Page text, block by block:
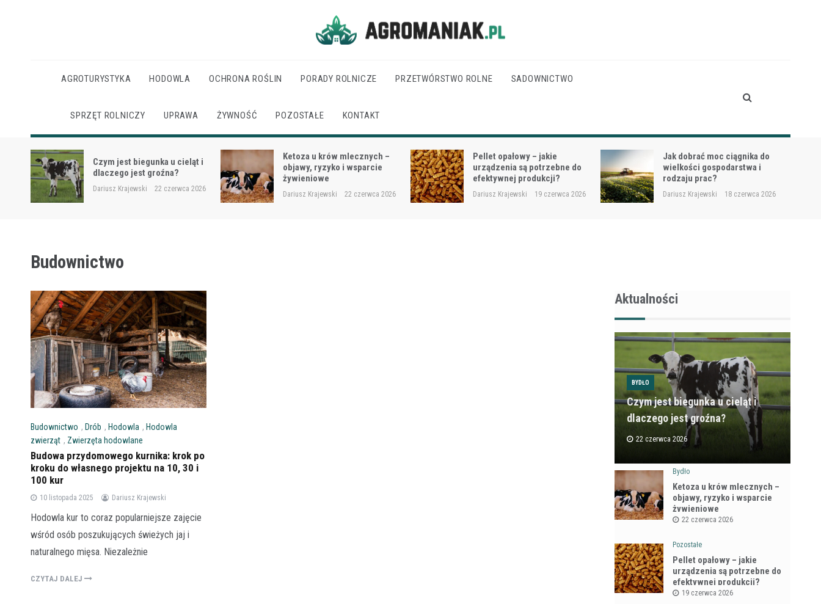
AGROTURYSTYKA HODOWLA OCHRONA ROŚLIN PORADY ROLNICZE PRZETWÓRSTWO ROLNE SADOWNICTWO
SPRZĘT ROLNICZY UPRAWA ŻYWNOŚĆ POZOSTAŁE KONTAKT
Ketoza u krów mlecznych –
objawy, ryzyko i wsparcie
żywieniowe
Dariusz Krajewski
Pellet opałowy – jakie
urządzenia są potrzebne do
efektywnej produkcji?
Dariusz Krajewski 19 czerwca 2026
Jak dobrać moc ciągnika do
wielkości gospodarstwa i
rodzaju prac?
Dariusz Krajewski 18 czerwca 2026
Siewnik do trawy przy
dosiewkach – jak uniknąć
nierównych wschodów?
Dariusz Krajewski 16 czerwca 2026
Budownictwo
Budownictwo , Drób , Hodowla , Hodowla
zwierząt , Zwierzęta hodowlane
Budowa przydomowego kurnika: krok po
kroku do własnego projektu na 10, 30 i
100 kur
10 listopada 2025 Dariusz Krajewski
Hodowla kur to coraz popularniejsze zajęcie
wśród osób poszukujących świeżych jaj i
naturalnego mięsa. Niezależnie
CZYTAJ DALEJ
Aktualności
BYDŁO
Czym jest biegunka u cieląt i
dlaczego jest groźna?
22 czerwca 2026
Bydło
Ketoza u krów mlecznych –
objawy, ryzyko i wsparcie
żywieniowe
22 czerwca 2026
Pozostałe
Pellet opałowy – jakie
urządzenia są potrzebne do
efektywnej produkcji?
19 czerwca 2026